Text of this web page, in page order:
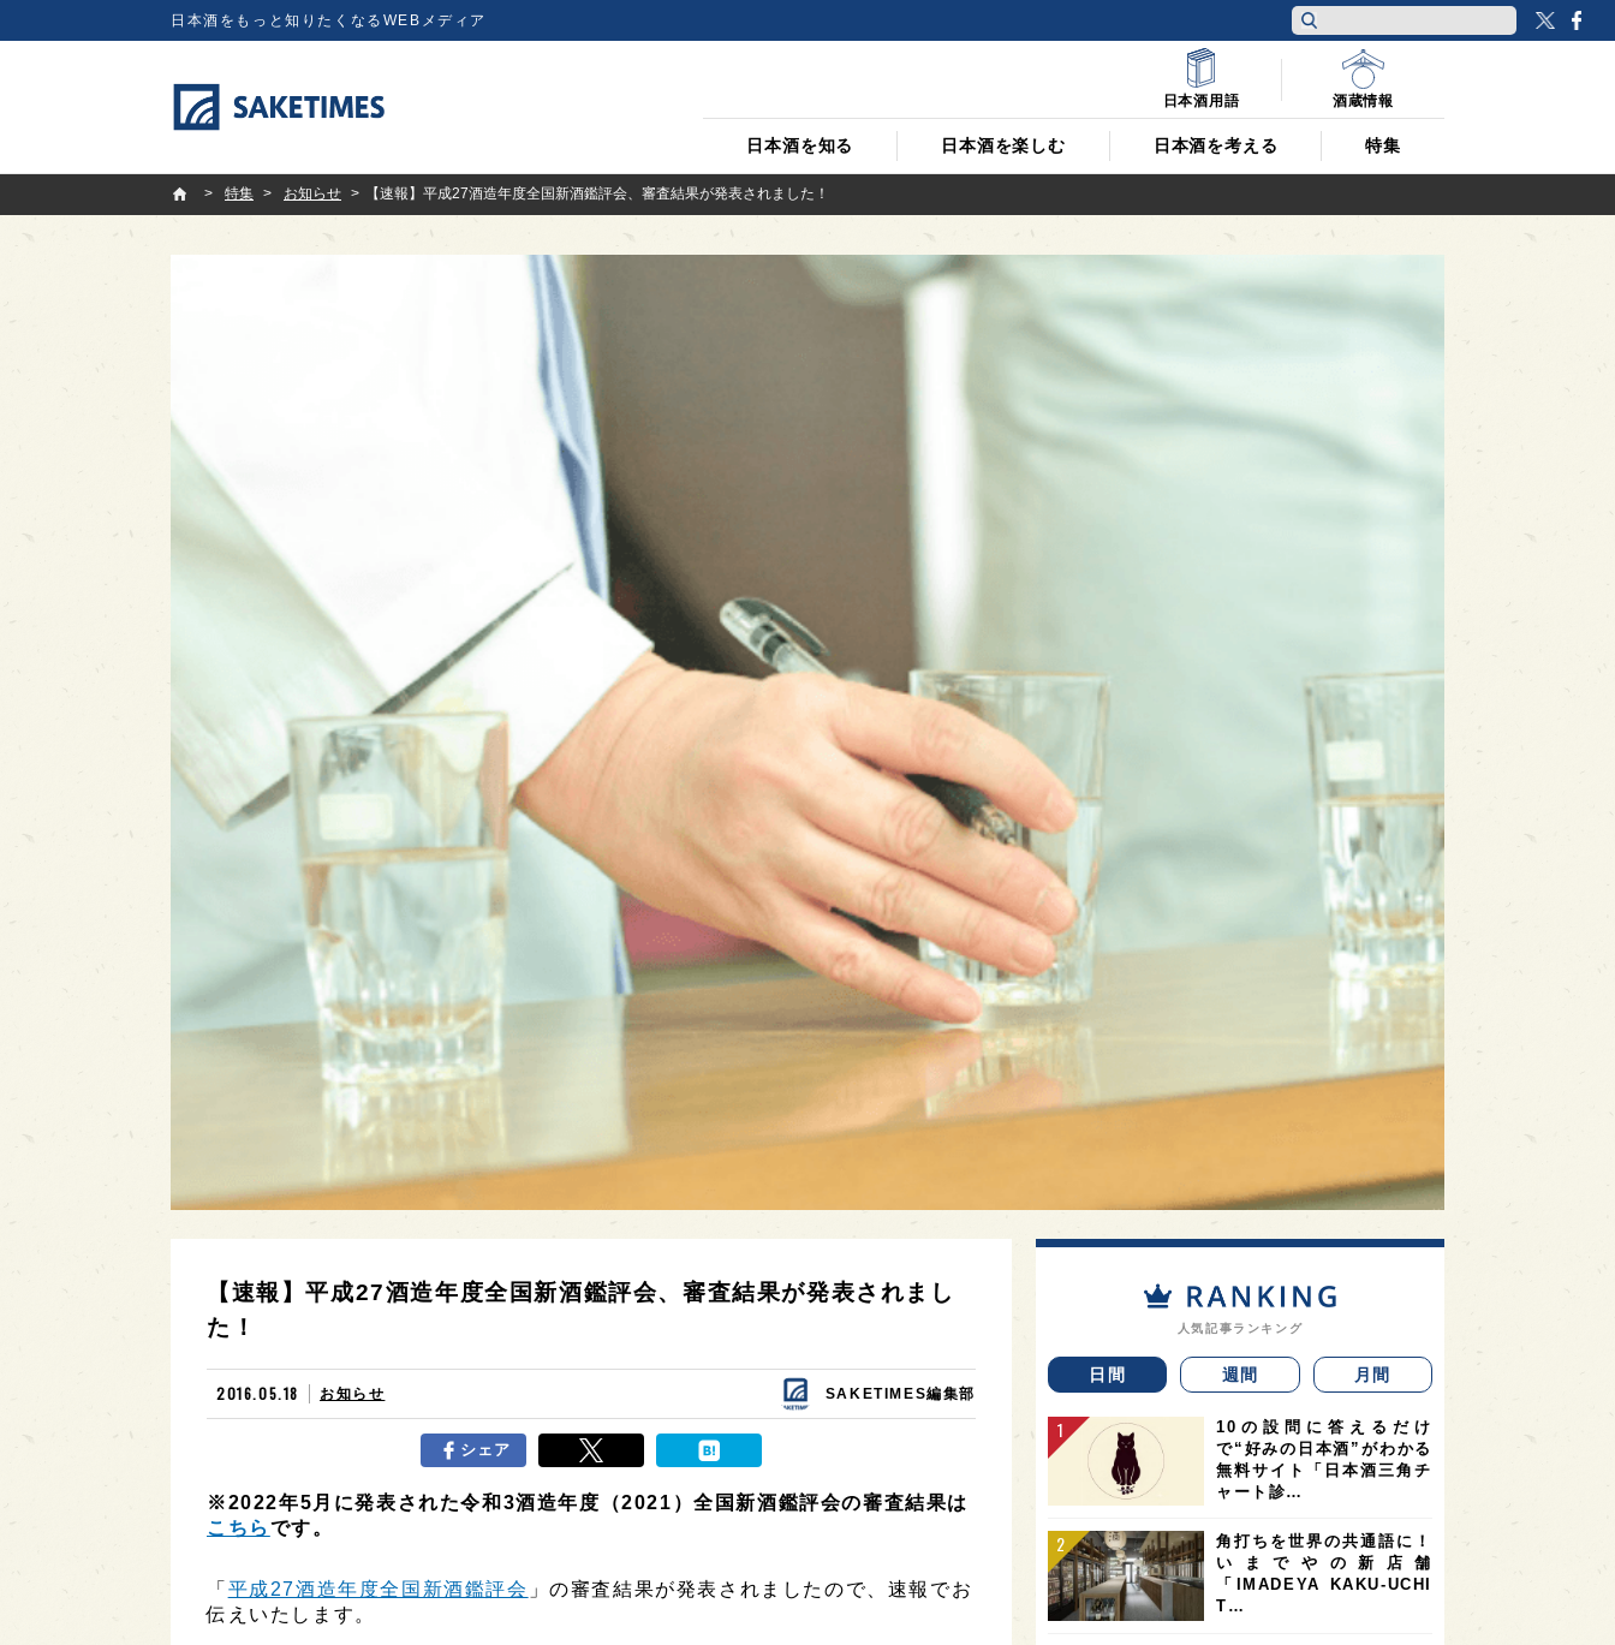
日本酒をもっと知りたくなるWEBメディア
日本酒を知る 日本酒を楽しむ 日本酒を考える 特集
日本酒用語 酒蔵情報
SAKETIMES
特集
お知らせ 【速報】平成27酒造年度全国新酒鑑評会、審査結果が発表されました！
【速報】平成27酒造年度全国新酒鑑評会、審査結果が発表されまし
た！
2016.05.18 お知らせ SAKETIMES編集部
シェア
※2022年5月に発表された令和3酒造年度（2021）全国新酒鑑評会の審査結果は
こちら です。
「 平成27酒造年度全国新酒鑑評会 」の審査結果が発表されましたので、速報でお
伝えいたします。
人気記事ランキング
日間 週間 月間
10の設問に答えるだけ
で“好みの日本酒”がわかる
無料サイト「日本酒三角チ
ャート診…
角打ちを世界の共通語に！
いまでやの新店舗
「IMADEYA KAKU-UCHI
T…